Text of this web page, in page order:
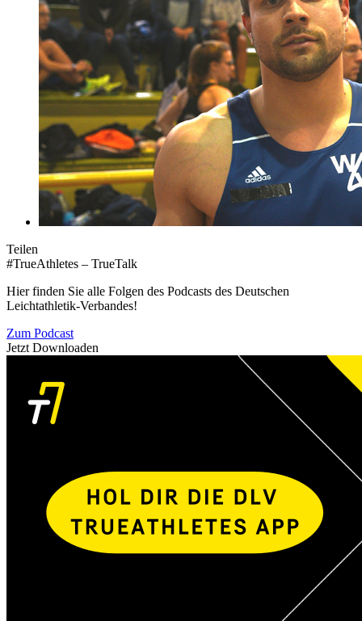
Teilen
#TrueAthletes – TrueTalk
Hier finden Sie alle Folgen des Podcasts des Deutschen
Leichtathletik-Verbandes!
Zum Podcast
Jetzt Downloaden